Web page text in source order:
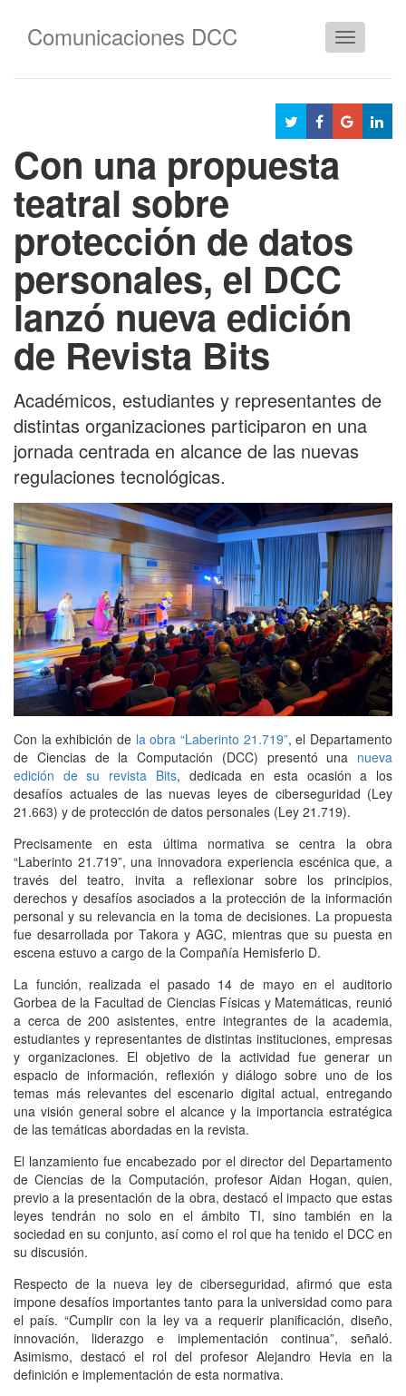
Cambiar
Comunicaciones DCC
Con una propuesta
teatral sobre
protección de datos
personales, el DCC
lanzó nueva edición
de Revista Bits
Académicos, estudiantes y representantes de
distintas organizaciones participaron en una
jornada centrada en alcance de las nuevas
regulaciones tecnológicas.
Con la exhibición de la obra “Laberinto 21.719”, el Departamento
de Ciencias de la Computación (DCC) presentó una nueva
edición de su revista Bits, dedicada en esta ocasión a los
desafíos actuales de las nuevas leyes de ciberseguridad (Ley
21.663) y de protección de datos personales (Ley 21.719).
Precisamente en esta última normativa se centra la obra
“Laberinto 21.719”, una innovadora experiencia escénica que, a
través del teatro, invita a reflexionar sobre los principios,
derechos y desafíos asociados a la protección de la información
personal y su relevancia en la toma de decisiones. La propuesta
fue desarrollada por Takora y AGC, mientras que su puesta en
escena estuvo a cargo de la Compañía Hemisferio D.
La función, realizada el pasado 14 de mayo en el auditorio
Gorbea de la Facultad de Ciencias Físicas y Matemáticas, reunió
a cerca de 200 asistentes, entre integrantes de la academia,
estudiantes y representantes de distintas instituciones, empresas
y organizaciones. El objetivo de la actividad fue generar un
espacio de información, reflexión y diálogo sobre uno de los
temas más relevantes del escenario digital actual, entregando
una visión general sobre el alcance y la importancia estratégica
de las temáticas abordadas en la revista.
El lanzamiento fue encabezado por el director del Departamento
de Ciencias de la Computación, profesor Aidan Hogan, quien,
previo a la presentación de la obra, destacó el impacto que estas
leyes tendrán no solo en el ámbito TI, sino también en la
sociedad en su conjunto, así como el rol que ha tenido el DCC en
su discusión.
Respecto de la nueva ley de ciberseguridad, afirmó que esta
impone desafíos importantes tanto para la universidad como para
el país. “Cumplir con la ley va a requerir planificación, diseño,
innovación, liderazgo e implementación continua”, señaló.
Asimismo, destacó el rol del profesor Alejandro Hevia en la
definición e implementación de esta normativa.